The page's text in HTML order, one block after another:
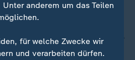
anderem um das Teilen
für welche Zwecke wir
und verarbeiten dürfen.